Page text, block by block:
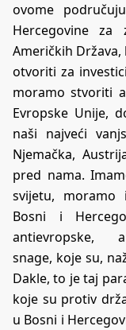
ovome
Hercegovine za
Američkih
otvoriti za
moramo stvoriti
Evropske Unije,
naši najveći
Njemačka,
pred nama.
svijetu, moramo
Bosni i
antievropske,
snage, koje su,
Dakle, to je taj
koje su protiv
u Bosni i